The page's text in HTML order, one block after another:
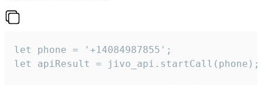
let phone = '+14084987855';
let apiResult = jivo_api.startCall(phone);